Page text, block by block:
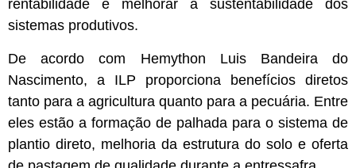
rentabilidade e melhorar a sustentabilidade dos
sistemas produtivos.
De acordo com Hemython Luis Bandeira do
Nascimento, a ILP proporciona benefícios diretos
tanto para a agricultura quanto para a pecuária. Entre
eles estão a formação de palhada para o sistema de
plantio direto, melhoria da estrutura do solo e oferta